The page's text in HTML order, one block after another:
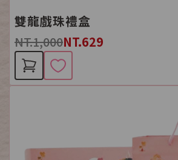
雙龍戲珠禮盒
NT.1,000NT.629